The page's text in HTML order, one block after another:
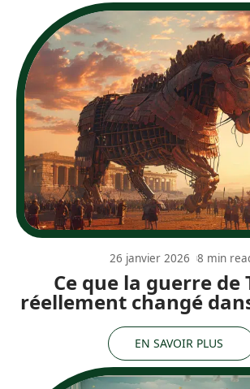
Ce que la guerre de
réellement changé
26 janvier 2026 8 min
EN SAVOIR PLUS